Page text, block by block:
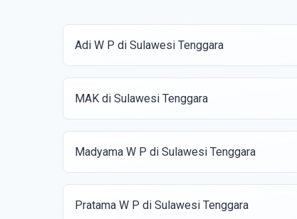
Adi W P di Sulawesi Tenggara
MAK di Sulawesi Tenggara
Madyama W P di Sulawesi Tenggara
Pratama W P di Sulawesi Tenggara